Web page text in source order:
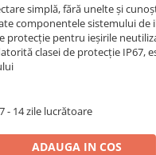
simplă, fără unelte și
componentele sistemului de
protecție pentru ieșirile
clasei de protecție
7 - 14 zile lucrătoare
ADAUGA IN COS